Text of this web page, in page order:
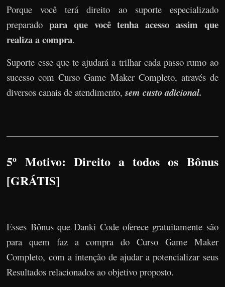
Porque você terá direito ao suporte especializado
preparadopara que você tenha acesso assim que
realiza a compra.
Suporte esse que te ajudará a trilhar cada passo rumo ao
sucesso com Curso Game Maker Completo, através de
diversos canais de atendimento,sem custo adicional.
5º Motivo: Direito a todos os Bônus
[GRÁTIS]
Esses Bônus que Danki Code oferece gratuitamente são
para quem faz a compra do Curso Game Maker
Completo, com a intenção de ajudar a potencializar seus
Resultados relacionados ao objetivo proposto.